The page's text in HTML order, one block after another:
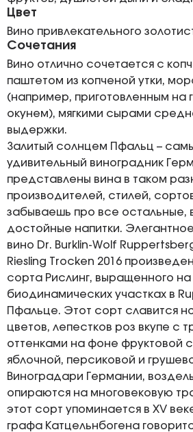
Цвет
Вино привлекательного
Сочетания
Вино отлично сочетается с
паштетом из копченой утки,
(например, приготовленным на
окунем), мягкими сырами
выдержки.
Залитый солнцем Пфальц –
удивительный виноградник
представлены вина в таком
производителей, стилей,
забываешь про все остальные,
достойные напитки.
вино Dr. Burklin-Wolf
Riesling Trocken 2016
сорта Рислинг, выращенного на
биодинамических участках в
Пфальце. Этот сорт славится
цветов, лепестков роз вкупе с
оттенками на фоне фруктовой
яблочной, персиковой и
Виноградари Германии,
опираются на многовековую
этот сорт упоминается в XV
графа Катцельнбогена